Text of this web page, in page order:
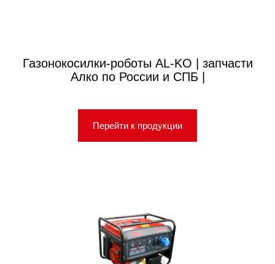
Газонокосилки-роботы AL-KO | запчасти
Алко по России и СПБ |
Перейти к продукции